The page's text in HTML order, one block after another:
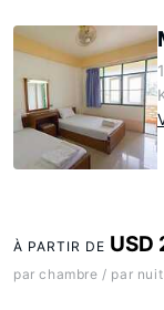
À PARTIR DE USD
par chambre / par nuit